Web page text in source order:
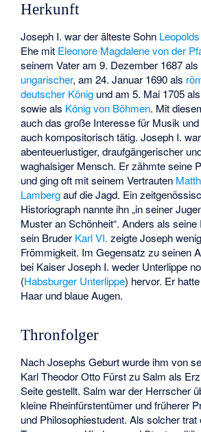
Herkunft
Joseph I. war der älteste Sohn
Ehe mit Eleonore Magdalene von der
seinem Vater am 9. Dezember 1687 als
ungarischer, am 24. Januar 1690 als
deutscher König und am 5. Mai 1705
sowie als König von Böhmen. Mit
auch das große Interesse für Musik
auch kompositorisch tätig. Joseph I.
abenteuerlustiger, draufgängerischer
waghalsiger Mensch. Er zähmte seine
und ging oft mit seinem Vertrauten
Lambergauf die Jagd. Ein
Historiograph nannte ihn „in seiner
Muster an Schönheit“. Anders als seine
sein Bruder Karl VI. zeigte Joseph wenig
Frömmigkeit. Im Gegensatz zu seinen
bei Kaiser Joseph I. weder Unterlippe
(Habsburger Unterlippe) hervor. Er
Haar und blaue Augen.
Thronfolger
Nach Josephs Geburt wurde ihm von
Karl Theodor Otto Fürst zu Salm als
Seite gestellt. Salm war der Herrscher
kleine Rheinfürstentümer und früherer
und Philosophiestudent. Als solcher trat